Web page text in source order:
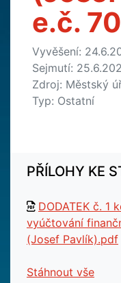
e.č.
Vyvěšení:
Sejmutí:
Zdroj: Městský
Typ: Ostatní
PŘÍLOHY KE
DODATEK č. 1
vyúčtování
(Josef Pavlík).pdf
Stáhnout vše